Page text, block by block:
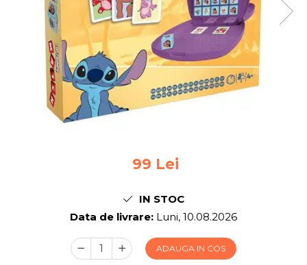
Jocuri pentru 2 persoane
Game cunoscute
Carcassonne
Jocuri de societate in limba
Vezi toate jocurile de societate
99 Lei
IN STOC
Data de livrare: Luni, 10.08.2026
ADAUGA IN COS